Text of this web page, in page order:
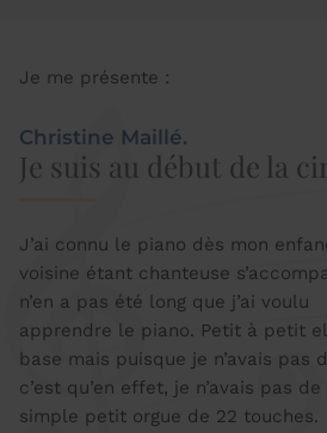
Je me présente :
Christine Maillé.
Je suis au début de la
J’ai connu le piano dès mon
voisine étant chanteuse
n’en a pas été long que j’ai voulu
apprendre le piano. Petit à petit
base mais puisque je n’avais pas
c’est qu’en effet, je n’avais pas
simple petit orgue de 22 touches.